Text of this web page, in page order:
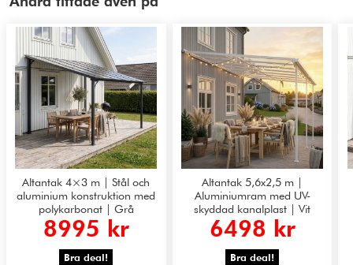
Altantak 4×3 m | Stål och
aluminium konstruktion med
polykarbonat | Grå
8995 kr
Bra deal!
Altantak 5,6x2,5 m |
Aluminiumram med UV-
skyddad kanalplast | Vit
6498 kr
Bra deal!